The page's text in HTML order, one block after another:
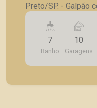
Preto/SP. - Galpão com guarita no portão de
entrada; - Caixa
para carga e
Estrutura metálica;
salas com
vestiários; - 1 sala
7
Banho
10
Garagens